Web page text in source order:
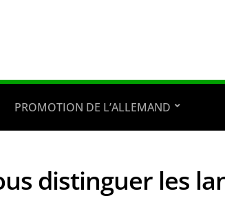
PROMOTION DE L’ALLEMAND
distinguer les